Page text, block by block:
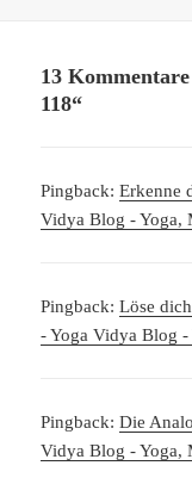
13
118“
Pingback:Erkenne
Vidya Blog - Yoga,
Pingback:Löse
- Yoga Vidya Blog
Pingback:Die
Vidya Blog - Yoga,